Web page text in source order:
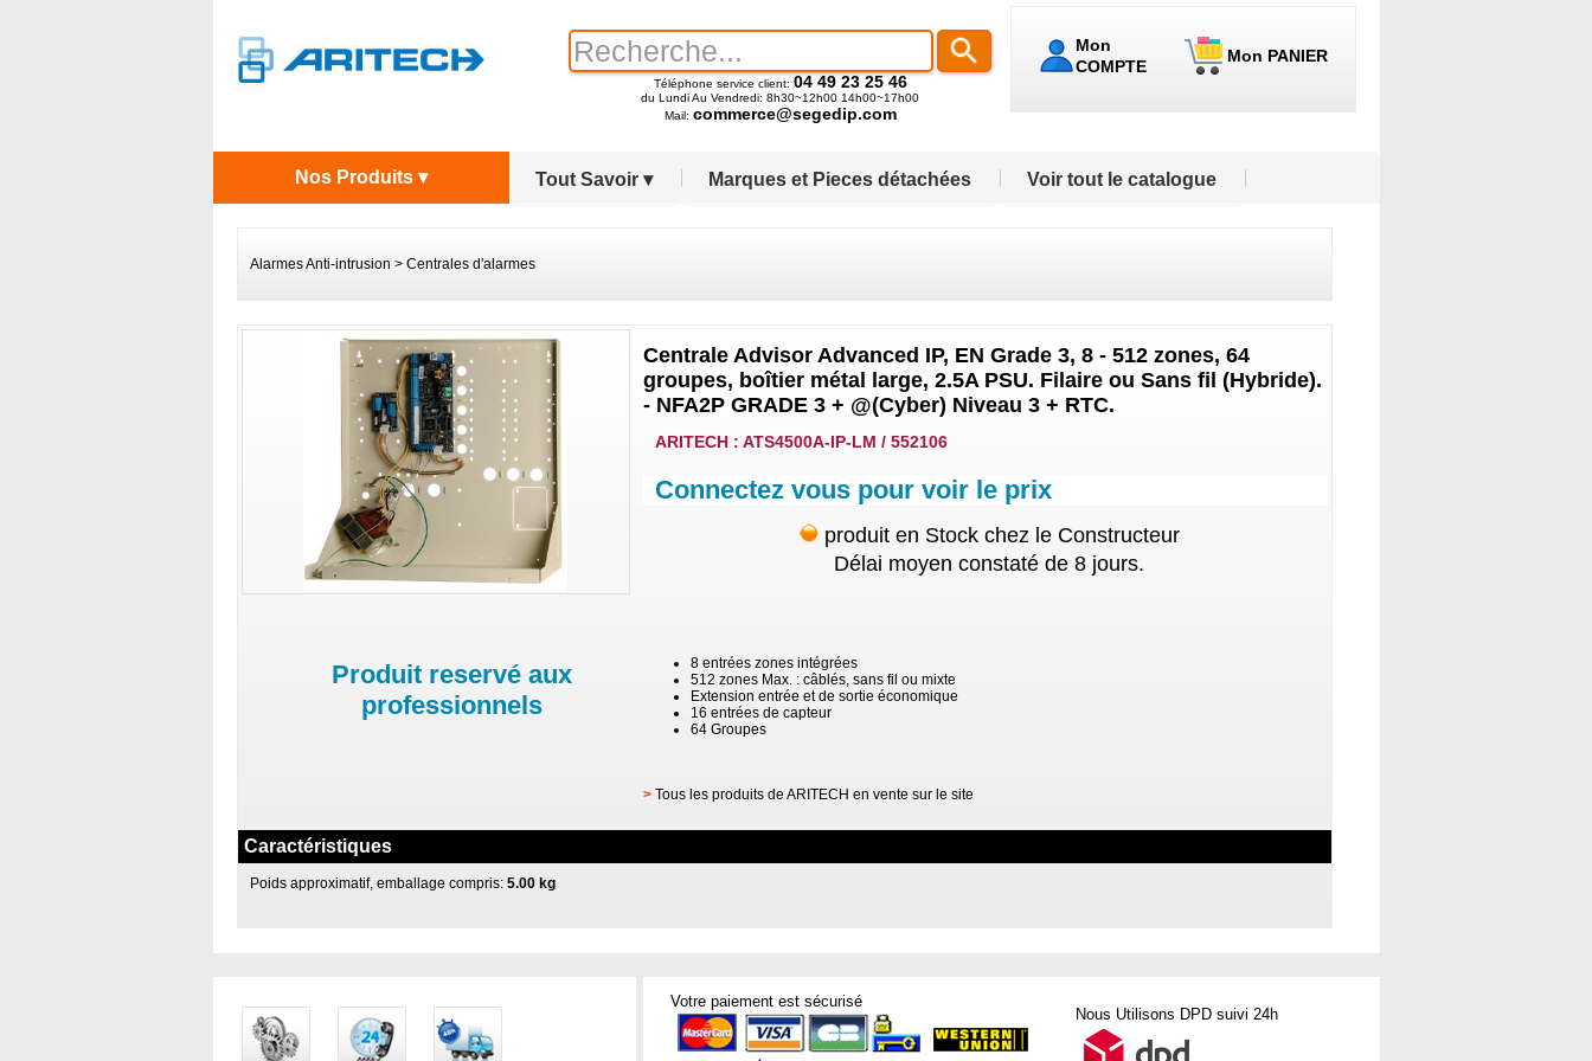
Mon
COMPTE
Mon PANIER
Téléphone service client: 04 49 23 25 46
du Lundi Au Vendredi: 8h30~12h00 14h00~17h00
Mail: commerce@segedip.com
Tout Savoir ▾ Marques et Pieces détachées Voir tout le catalogue
Nos Produits ▾
Alarmes Anti-intrusion > Centrales d'alarmes
Centrale Advisor Advanced IP, EN Grade 3, 8 - 512 zones, 64
groupes, boîtier métal large, 2.5A PSU. Filaire ou Sans fil (Hybride).
- NFA2P GRADE 3 + @(Cyber) Niveau 3 + RTC.
ARITECH : ATS4500A-IP-LM / 552106
Connectez vous pour voir le prix
produit en Stock chez le Constructeur
Délai moyen constaté de 8 jours.
Produit reservé aux
professionnels
8 entrées zones intégrées
512 zones Max. : câblés, sans fil ou mixte
Extension entrée et de sortie économique
16 entrées de capteur
64 Groupes
> Tous les produits de ARITECH en vente sur le site
Caractéristiques
Poids approximatif, emballage compris:5.00 kg
Votre paiement est sécurisé
Nous Utilisons DPD suivi 24h